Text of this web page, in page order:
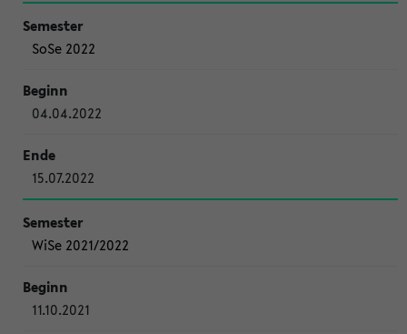
SoSe 2022
04.04.2022
15.07.2022
WiSe 2021/2022
11.10.2021